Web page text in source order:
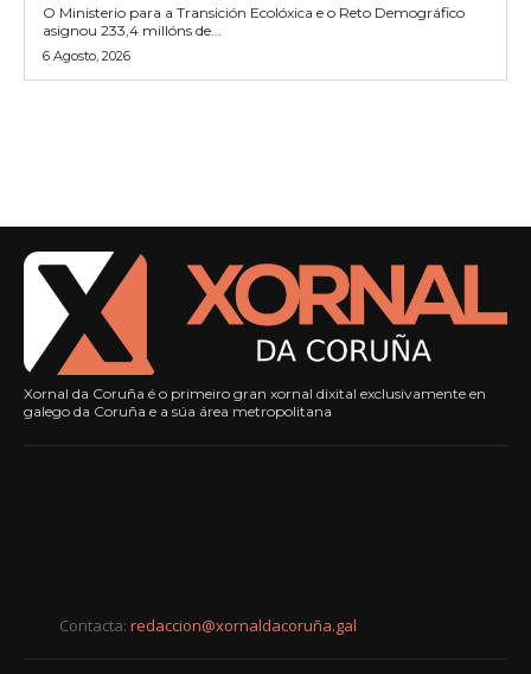
O Ministerio para a Transición Ecolóxica e o Reto Demográfico
asignou 233,4 millóns de...
6 Agosto, 2026
Xornal da Coruña é o primeiro gran xornal dixital exclusivamente en
galego da Coruña e a súa área metropolitana
Contacta: redaccion@xornaldacoruña.gal